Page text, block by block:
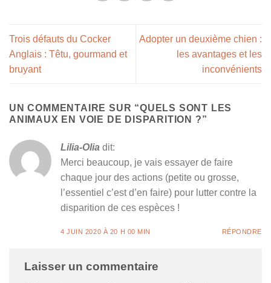
Trois défauts du Cocker
Anglais : Têtu, gourmand et
bruyant
Adopter un deuxième chien :
les avantages et les
inconvénients
UN COMMENTAIRE SUR “QUELS SONT LES
ANIMAUX EN VOIE DE DISPARITION ?”
Lilia-Olia dit:
Merci beaucoup, je vais essayer de faire
chaque jour des actions (petite ou grosse,
l’essentiel c’est d’en faire) pour lutter contre la
disparition de ces espèces !
4 JUIN 2020 À 20 H 00 MIN RÉPONDRE
Laisser un commentaire